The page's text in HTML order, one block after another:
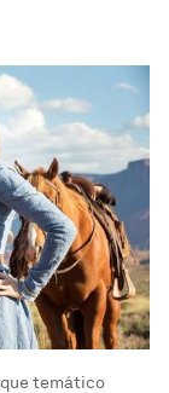
temático